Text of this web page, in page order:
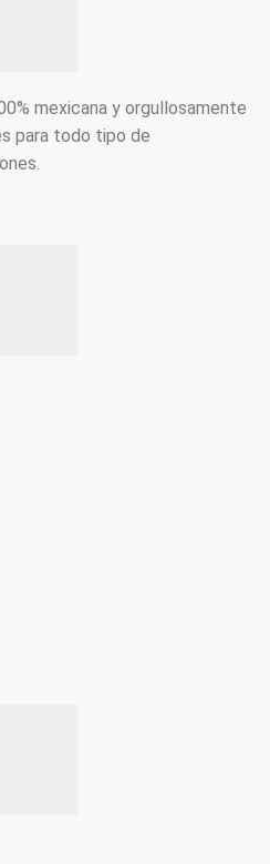
mexicana y orgullosamente
para todo tipo de